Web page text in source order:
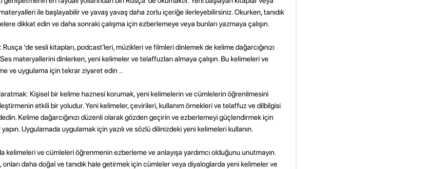
ile başlayabilir ve yavaş yavaş daha zorlu içeriğe ilerleyebilirsiniz. Okurken, tanıdık
dikkat edin ve daha sonraki çalışma için ezberlemeye veya bunları yazmaya çalışın.
'de sesli kitapları, podcast'leri, müzikleri ve filmleri dinlemek de kelime dağarcığınızı
materyallerini dinlerken, yeni kelimeler ve telaffuzları almaya çalışın. Bu kelimeleri ve
ve uygulama için tekrar ziyaret edin ..
Kişisel bir kelime haznesi korumak, yeni kelimelerin ve cümlelerin öğrenilmesini
etkili bir yoludur. Yeni kelimeler, çevirileri, kullanım örnekleri ve telaffuz ve dilbilgisi
Kelime dağarcığınızı düzenli olarak gözden geçirin ve ezberlemeyi güçlendirmek için
Uygulamada uygulamak için yazılı ve sözlü dilinizdeki yeni kelimeleri kullanın.
kelimeleri ve cümleleri öğrenmenin ezberleme ve anlayışa yardımcı olduğunu unutmayın.
daha doğal ve tanıdık hale getirmek için cümleler veya diyaloglarda yeni kelimeler ve